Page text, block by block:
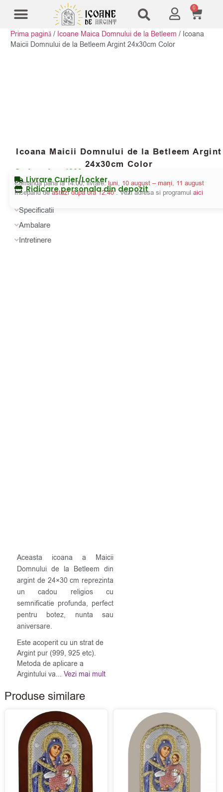
0
Prima pagină / Icoane Maica Domnului de la Betleem / Icoana
Maicii Domnului de la Betleem Argint 24x30cm Color
Icoana Maicii Domnului de la Betleem Argint
24x30cm Color
Cod produs: 4889
Livrare Curier/Locker
Comanda pana la 14:00, livrare:luni, 10 august – marți, 11 august
Ridicare personala din depozit
Incepand deastazi dupa ora 12:40. Vezi adresa si programul aici
Specificatii
Ambalare
Intretinere
Aceasta icoana a Maicii
Domnului de la Betleem din
argint de 24×30 cm reprezinta
un cadou religios cu
semnificatie profunda, perfect
pentru botez, nunta sau
aniversare.
Este acoperit cu un strat de
Argint pur (999, 925 etc).
Metoda de aplicare a
Argintului va... Vezi mai mult
Produse similare